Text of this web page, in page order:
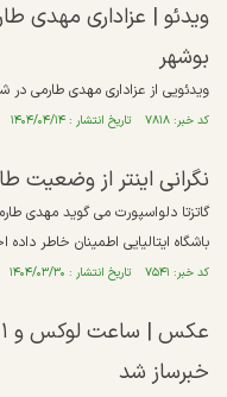
ویدئو | عزاداری مهدی
بوشهر
ویدئویی از عزاداری مهدی طارمی
کد خبر: ۷۸۱۸ تاریخ انتشار : ۱۴۰۴/۰۴/۱۴
نگرانی اینتر از وضعیت
گاتزتا دلواسپورت می گوید مهدی
باشگاه ایتالیایی اطمینان خاطر
کد خبر: ۷۵۴۱ تاریخ انتشار : ۱۴۰۴/۰۳/۳۰
خبرساز شد